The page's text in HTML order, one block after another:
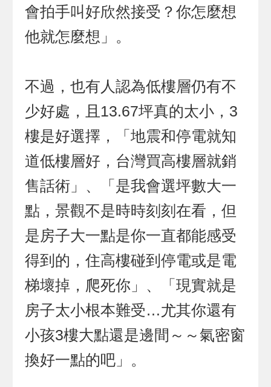
會拍手叫好欣然接受？你怎麼想
他就怎麼想」。
不過，也有人認為低樓層仍有不
少好處，且13.67坪真的太小，3
樓是好選擇，「地震和停電就知
道低樓層好，台灣買高樓層就銷
售話術」、「是我會選坪數大一
點，景觀不是時時刻刻在看，但
是房子大一點是你一直都能感受
得到的，住高樓碰到停電或是電
梯壞掉，爬死你」、「現實就是
房子太小根本難受…尤其你還有
小孩3樓大點還是邊間～～氣密窗
換好一點的吧」。